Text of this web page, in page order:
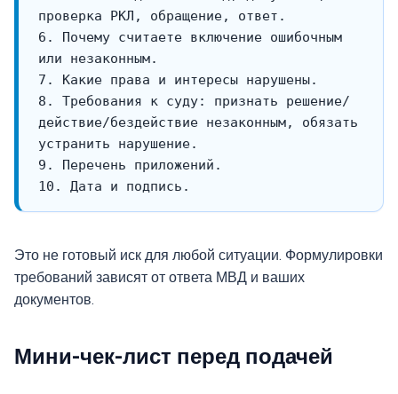
6. Почему считаете включение ошибочным
8. Требования к суду: признать решение/
действие/бездействие незаконным, обязать
Это не готовый иск для любой ситуации. Формулировки
требований зависят от ответа МВД и ваших
документов.
Мини-чек-лист перед подачей